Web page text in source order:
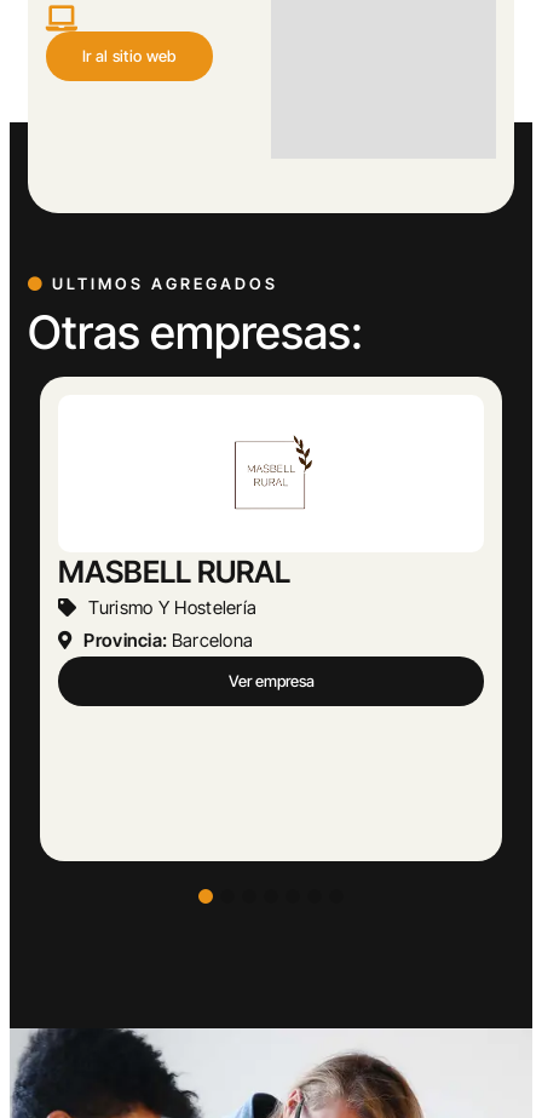
Ir al sitio web
ULTIMOS AGREGADOS
Otras empresas:
Abogado Ángel López
Actividades Jurídicas
Provincia:Málaga
Ver empresa